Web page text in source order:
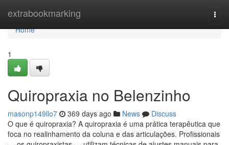
extrabookmarking
Home
Home
1
Quiropraxia no Belenzinho
masonp149llo7 369 days ago News
Discuss
O que é quiropraxia? A quiropraxia é uma prática terapêutica que
foca no realinhamento da coluna e das articulações. Profissionais